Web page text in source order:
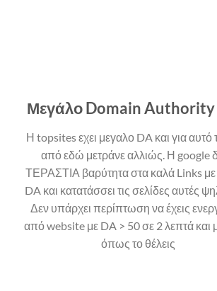
Μεγάλο Domain Authority
Η topsites εχει μεγαλο DA και για αυτό
από εδώ μετράνε αλλιώς. Η google
ΤΕΡΑΣΤΙΑ βαρύτητα στα καλά Links
DA και κατατάσσει τις σελίδες αυτές
Δεν υπάρχει περίπτωση να έχεις
από website με DA > 50 σε 2 λεπτά και
όπως το θέλεις